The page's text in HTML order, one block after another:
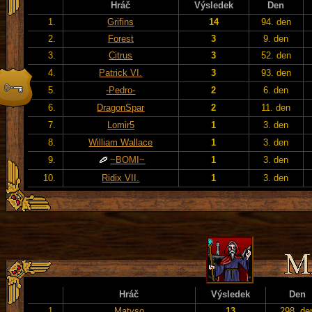
Hráč Výsledek
Den
1.
Grifins 14
94. den
2.
Forest 3
9. den
3.
Citrus 3
52. den
4.
Patrick VI. 3
93. den
5.
-Pedro- 2
6. den
6.
DragonSpar 2
11. den
7.
Lomir5 1
3. den
8.
William Wallace 1
3. den
9.
~BOMI~ 1
3. den
10.
Ridix VII. 1 3. den
Hráč Výsledek
Den